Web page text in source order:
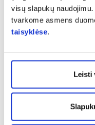
visų slapukų
tvarkome asmens
taisyklėse.
Leisti
Dažnai